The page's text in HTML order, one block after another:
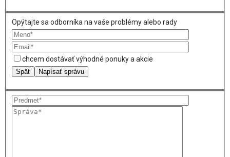
Opýtajte sa odborníka na vaše problémy alebo rady
chcem dostávať výhodné ponuky a akcie
Späť Napísať správu